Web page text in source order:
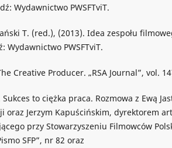
Wydawnictwo PWSFTviT.
T. (red.), (2013). Idea zespołu
Wydawnictwo PWSFTviT.
Creative Producer. „RSA Journal”, vol.
to ciężka praca. Rozmowa z Ewą
oraz Jerzym Kapuścińskim, dyrektorem
przy Stowarzyszeniu Filmowców
SFP”, nr 82 oraz